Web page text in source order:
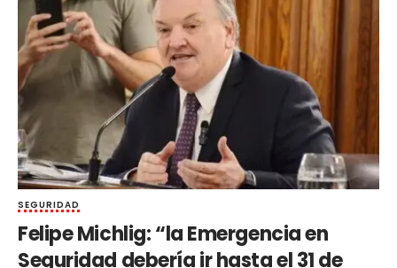
SEGURIDAD
Felipe Michlig: “la Emergencia en
Seguridad debería ir hasta el 31 de